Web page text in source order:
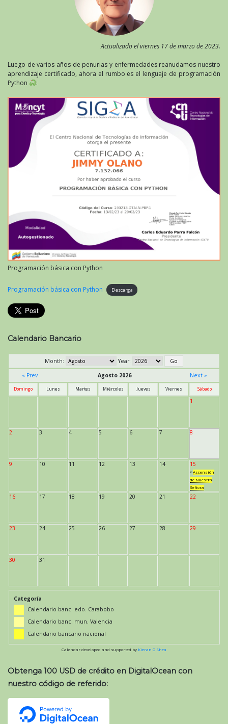
Actualizado el viernes 17 de marzo de 2023.
Luego de varios años de penurias y enfermedades reanudamos nuestro
aprendizaje certificado, ahora el rumbo es el lenguaje de programación
Python
:
Programación básica con Python
Programación básica con Python Descarga
Calendario Bancario
Month:
Year:
« Prev
Agosto 2026 Next »
Domingo Lunes Martes Miércoles Jueves Viernes Sábado
1
2 3 4 5 6 7 8
9 10 11 12 13 14 15
* Ascensión
de Nuestra
Señora
16 17 18 19 20 21 22
23 24 25 26 27 28 29
30 31
Categoría
Calendario banc. edo. Carabobo
Calendario banc. mun. Valencia
Calendario bancario nacional
Calendar developed and supported by Kieran O'Shea
Obtenga 100 USD de crédito en DigitalOcean con
nuestro código de referido: